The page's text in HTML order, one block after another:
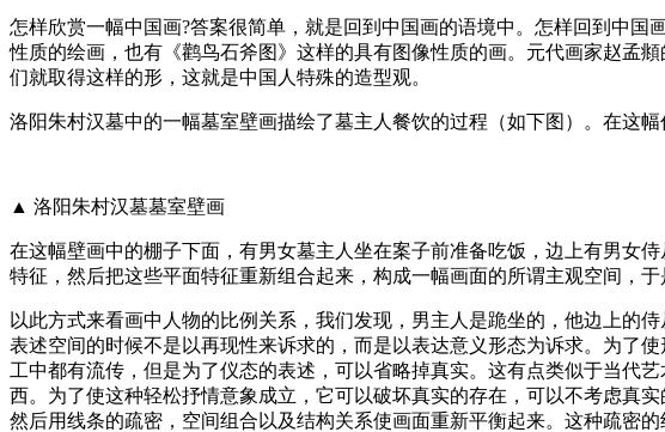
怎样欣赏一幅中国画?答案很简单，就是回到中国画的语境中。怎样回到中
性质的绘画，也有《鹳鸟石斧图》这样的具有图像性质的画。元代画家赵孟
们就取得这样的形，这就是中国人特殊的造型观。
洛阳朱村汉墓中的一幅墓室壁画描绘了墓主人餐饮的过程（如下图）。在这
▲ 洛阳朱村汉墓墓室壁画
在这幅壁画中的棚子下面，有男女墓主人坐在案子前准备吃饭，边上有男女
特征，然后把这些平面特征重新组合起来，构成一幅画面的所谓主观空间，
以此方式来看画中人物的比例关系，我们发现，男主人是跪坐的，他边上的
表述空间的时候不是以再现性来诉求的，而是以表达意义形态为诉求。为了
工中都有流传，但是为了仪态的表述，可以省略掉真实。这有点类似于当代
西。为了使这种轻松抒情意象成立，它可以破坏真实的存在，可以不考虑真
然后用线条的疏密，空间组合以及结构关系使画面重新平衡起来。这种疏密